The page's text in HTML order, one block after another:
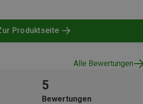
Produktseite
Alle Bewertungen
5
Bewertungen